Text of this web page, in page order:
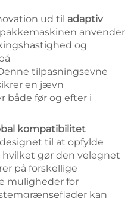
ud til adaptiv
anvender
og
tilpasningsevne
en jævn
både før og efter i
kompatibilitet
til at opfylde
gør den velegnet
på forskellige
muligheder for
kan